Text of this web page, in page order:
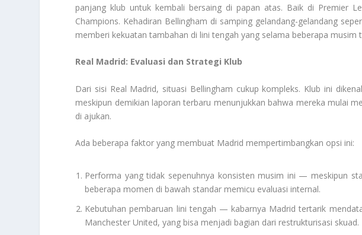
panjang klub untuk kembali bersaing di papan atas. Baik di Premier
Champions. Kehadiran Bellingham di samping gelandang-gelandang
memberi kekuatan tambahan di lini tengah yang selama beberapa musim
Real Madrid: Evaluasi dan Strategi Klub
Dari sisi Real Madrid, situasi Bellingham cukup kompleks. Klub ini
meskipun demikian laporan terbaru menunjukkan bahwa mereka mulai
di ajukan.
Ada beberapa faktor yang membuat Madrid mempertimbangkan opsi ini:
Performa yang tidak sepenuhnya konsisten musim ini — meskipun
beberapa momen di bawah standar memicu evaluasi internal.
Kebutuhan pembaruan lini tengah — kabarnya Madrid tertarik
Manchester United, yang bisa menjadi bagian dari restrukturisasi skuad.